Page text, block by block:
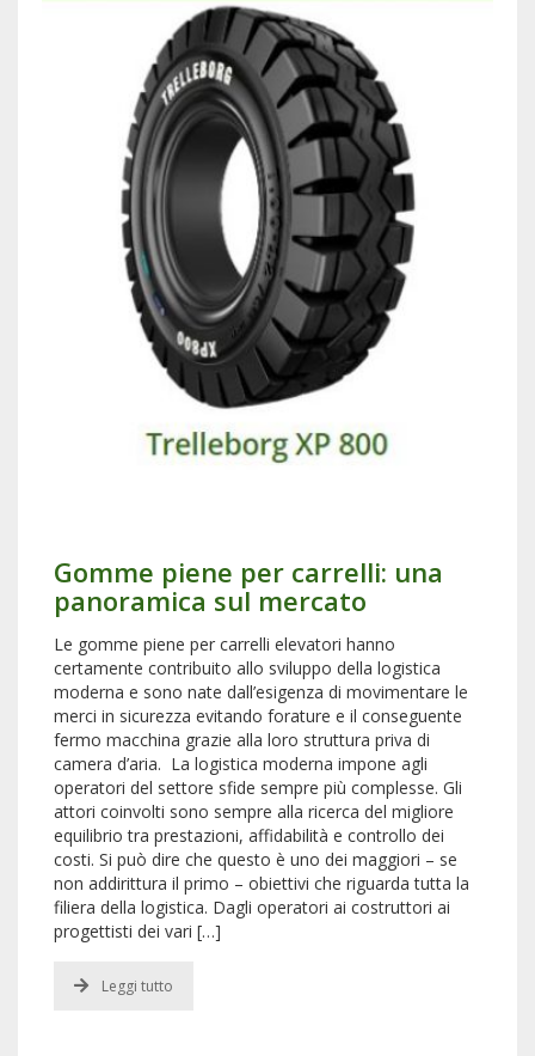
Gomme piene per carrelli: una
panoramica sul mercato
Le gomme piene per carrelli elevatori hanno
certamente contribuito allo sviluppo della logistica
moderna e sono nate dall’esigenza di movimentare le
merci in sicurezza evitando forature e il conseguente
fermo macchina grazie alla loro struttura priva di
camera d’aria. La logistica moderna impone agli
operatori del settore sfide sempre più complesse. Gli
attori coinvolti sono sempre alla ricerca del migliore
equilibrio tra prestazioni, affidabilità e controllo dei
costi. Si può dire che questo è uno dei maggiori – se
non addirittura il primo – obiettivi che riguarda tutta la
filiera della logistica. Dagli operatori ai costruttori ai
progettisti dei vari […]
Leggi tutto